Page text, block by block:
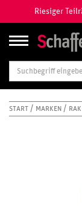
Riesiger
START MARKEN RAK